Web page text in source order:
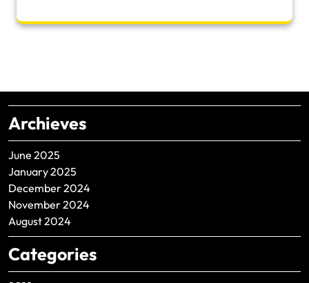
Archieves
June 2025
January 2025
December 2024
November 2024
August 2024
Categories